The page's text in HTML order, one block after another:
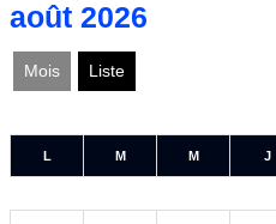
août 2026
Mois Liste
L M M J